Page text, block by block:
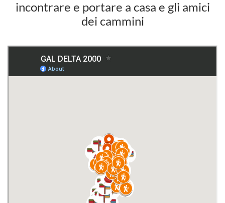
incontrare e portare a casa e gli amici
dei cammini